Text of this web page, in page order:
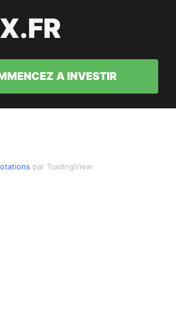
A INVESTIR
par TradingView